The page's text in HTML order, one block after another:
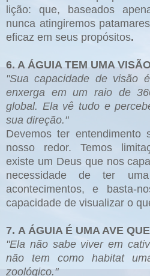
lição: que, baseados
nunca atingiremos
eficaz em seus propósitos.
6. A ÁGUIA TEM UMA
"Sua capacidade de visão
enxerga em um raio de
global. Ela vê tudo e
sua direção."
Devemos ter
nosso redor. Temos
existe um Deus que nos
necessidade de ter
acontecimentos, e basta-
capacidade de visualizar o
7. A ÁGUIA É UMA AVE
"Ela não sabe viver em
não tem como habitat
zoológico."